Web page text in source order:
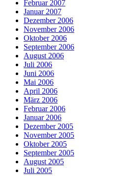
Februar 2007
Januar 2007
Dezember 2006
November 2006
Oktober 2006
September 2006
August 2006
Juli 2006
Juni 2006
Mai 2006
April 2006
März 2006
Februar 2006
Januar 2006
Dezember 2005
November 2005
Oktober 2005
September 2005
August 2005
Juli 2005